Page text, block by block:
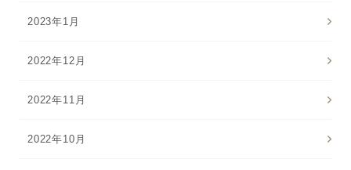
2023年1月
2022年12月
2022年11月
2022年10月